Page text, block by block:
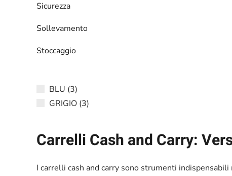
Sicurezza
Sollevamento
Stoccaggio
BLU (3)
GRIGIO (3)
Carrelli Cash and Carry:
I carrelli cash and carry sono strumenti